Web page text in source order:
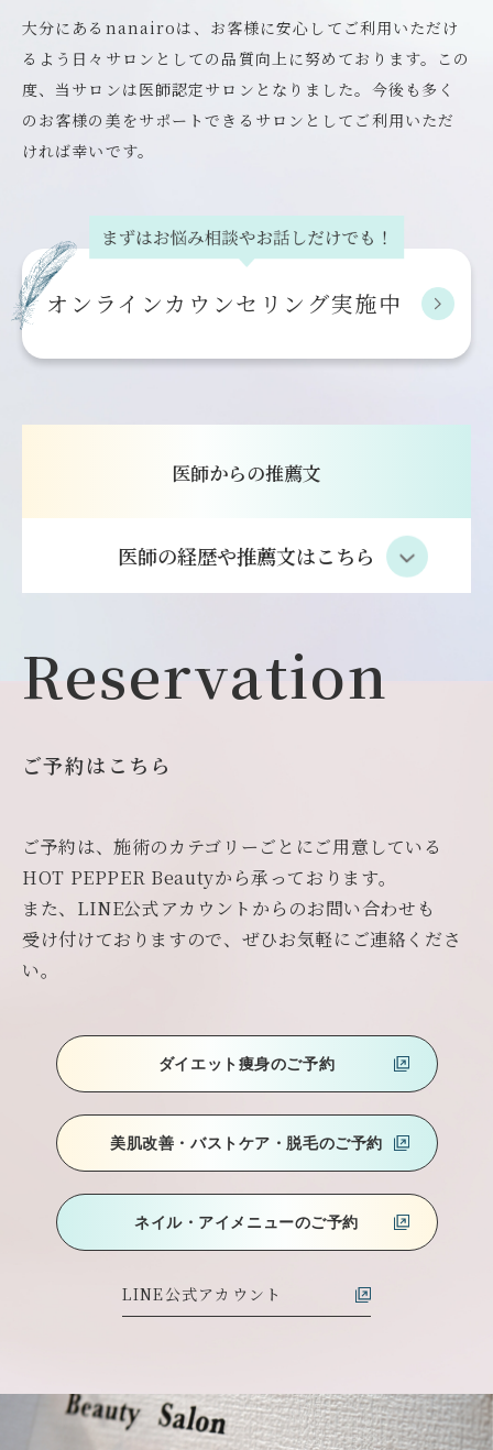
大分にあるnanairoは、お客様に安心してご利用いただけ
るよう日々サロンとしての品質向上に努めております。この
度、当サロンは医師認定サロンとなりました。今後も多く
のお客様の美をサポートできるサロンとしてご利用いただ
ければ幸いです。
オンライン カウンセリング実施中
医師からの推薦文
医師の経歴や推薦文はこちら
Reservation
ご予約はこちら
ご予約は、施術のカテゴリーごとにご用意している
HOT PEPPER Beautyから承っております。
また、LINE公式アカウントからのお問い合わせも
受け付けておりますので、ぜひお気軽にご連絡くださ
い。
ダイエット痩身のご予約
美肌改善・バストケア ・脱毛のご予約
ネイル・アイメニューのご予約
LINE公式アカウント